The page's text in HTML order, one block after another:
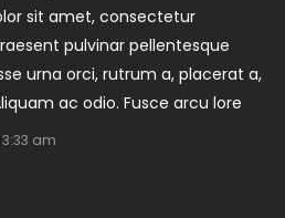
sit amet, consectetur
pulvinar pellentesque
urna orci, rutrum a, placerat a,
ac odio. Fusce arcu lore
3:33 am